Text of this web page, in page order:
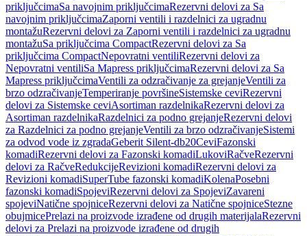
priključcimaSa navojnim priključcimaRezervni delovi za Sa
navojnim priključcimaZaporni ventili i razdelnici za ugradnu
montažuRezervni delovi za Zaporni ventili i razdelnici za ugradnu
montažuSa priključcima CompactRezervni delovi za Sa
priključcima CompactNepovratni ventiliRezervni delovi za
Nepovratni ventiliSa Mapress priključcimaRezervni delovi za Sa
Mapress priključcimaVentili za odzračivanje za grejanjeVentili za
brzo odzračivanjeTemperiranje površineSistemske ceviRezervni
delovi za Sistemske ceviAsortiman razdelnikaRezervni delovi za
Asortiman razdelnikaRazdelnici za podno grejanjeRezervni delovi
za Razdelnici za podno grejanjeVentili za brzo odzračivanjeSistemi
za odvod vode iz zgradaGeberit Silent-db20CeviFazonski
komadiRezervni delovi za Fazonski komadiLukoviRačveRezervni
delovi za RačveRedukcijeRevizioni komadiRezervni delovi za
Revizioni komadiSuperTube fazonski komadiKolenaPosebni
fazonski komadiSpojeviRezervni delovi za SpojeviZavareni
spojeviNatične spojniceRezervni delovi za Natične spojniceStezne
obujmicePrelazi na proizvode izrađene od drugih materijalaRezervni
delovi za Prelazi na proizvode izrađene od drugih